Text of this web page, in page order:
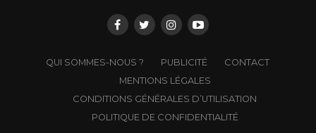
QUI SOMMES-NOUS ? PUBLICITÉ
CONTACT
MENTIONS LÉGALES
CONDITIONS GÉNÉRALES D’UTILISATION
POLITIQUE DE CONFIDENTIALITÉ